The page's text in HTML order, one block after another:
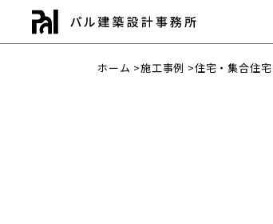
ホーム >施工事例 >住宅・集合住宅